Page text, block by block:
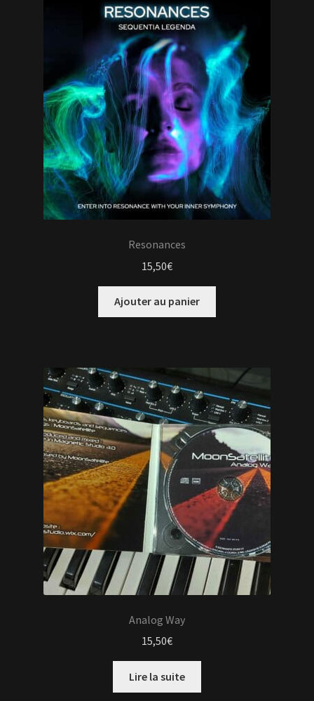
Resonances
15,50€
Ajouter au panier
Analog Way
15,50€
Lire la suite